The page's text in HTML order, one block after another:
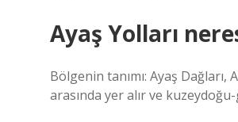
Ayaş Yolları
Bölgenin tanımı: Ayaş Dağları,
arasında yer alır ve